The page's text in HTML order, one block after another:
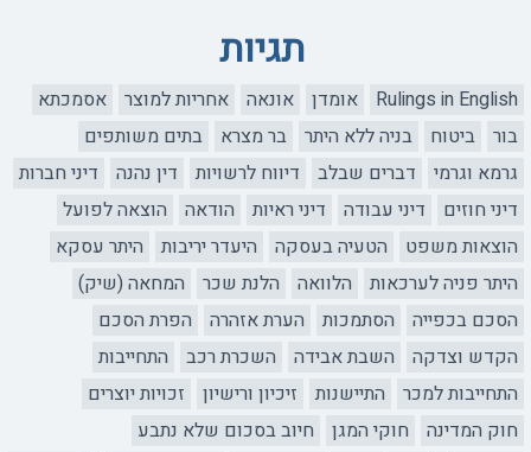
תגיות
Rulings in English אומדן אונאה אחריות למוצר
אסמכתא
בור
ביטוח בניה ללא היתר בר מצרא
בתים משותפים
גרמא וגרמי
דברים שבלב דיווח לרשויות דין נהנה
דיני חברות
דיני חוזים
דיני עבודה דיני ראיות הודאה
הוצאה לפועל
הוצאות משפט
הטעיה בעסקה היעדר יריבות
היתר עסקא
היתר פניה לערכאות
הלוואה הלנת שכר
המחאה (שיק)
הסכם בכפייה
הסתמכות הערת אזהרה
הפרת הסכם
הקדש וצדקה
השבת אבידה השכרת רכב
התחייבות
התחייבות למכר
התיישנות זיכיון ורישיון
זכויות יוצרים
חוק המדינה
חוקי המגן
חיוב בסכום שלא נתבע